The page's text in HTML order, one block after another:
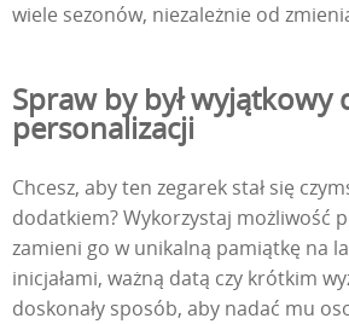
wiele sezonów, niezależnie od
Spraw by był wyjątkowy
personalizacji
Chcesz, aby ten zegarek stał się
dodatkiem? Wykorzystaj możliwość
zamieni go w unikalną pamiątkę na
inicjałami, ważną datą czy krótkim
doskonały sposób, aby nadać mu